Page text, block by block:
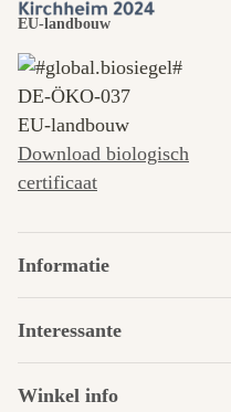
EU-landbouw
DE‑ÖKO‑037
EU-landbouw
Download biologisch
certificaat
Informatie
Interessante
Winkel info